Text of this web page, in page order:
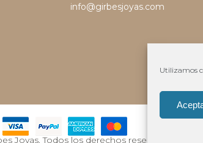
Utilizamos
info@girbesjoyas.com
Joyas. Todos los derechos reservados